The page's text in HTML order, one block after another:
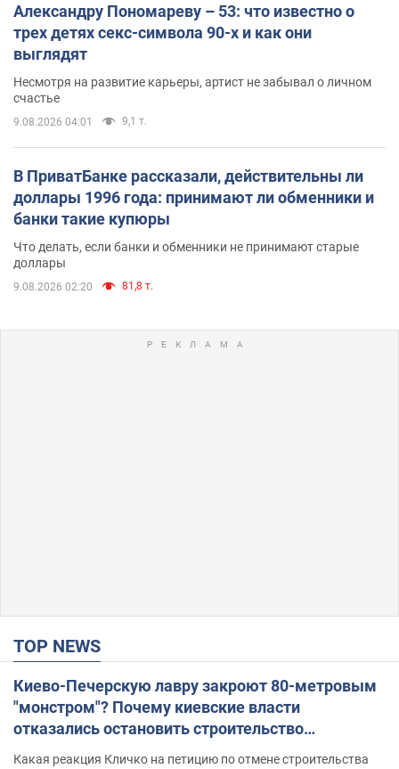
Александру Пономареву – 53: что известно о
трех детях секс-символа 90-х и как они
выглядят
Несмотря на развитие карьеры, артист не забывал о личном
счастье
9.08.2026 04:01 9,1 т.
В ПриватБанке рассказали, действительны ли
доллары 1996 года: принимают ли обменники и
банки такие купюры
Что делать, если банки и обменники не принимают старые
доллары
9.08.2026 02:20 81,8 т.
TOP NEWS
Киево-Печерскую лавру закроют 80-метровым
"монстром"? Почему киевские власти
отказались остановить строительство
Какая реакция Кличко на петицию по отмене строительства